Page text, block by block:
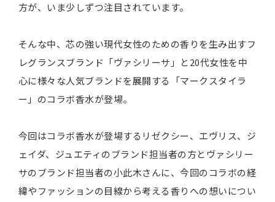
方が、いま少しずつ注目されています。
そんな中、芯の強い現代女性のための香りを生み出すフ
レグランスブランド「ヴァシリーサ」と20代女性を中
心に様々な人気ブランドを展開する「マークスタイラ
ー」のコラボ香水が登場。
今回はコラボ香水が登場するリゼクシー、エヴリス、ジ
ェイダ、ジュエティのブランド担当者の方とヴァシリー
サのブランド担当者の小此木さんに、今回のコラボの経
緯やファッションの目線から考える香りへの想いについ